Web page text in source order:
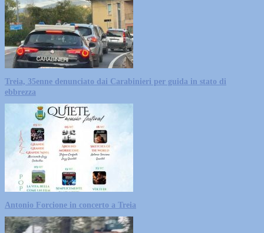
Treia, 35enne denunciato dai Carabinieri per guida in stato di
ebbrezza
Antonio Forcione in concerto a Treia